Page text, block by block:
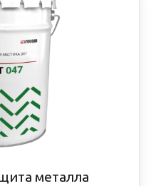
металла